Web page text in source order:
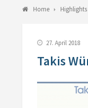
Home Highlights
27. April 2018
Takis